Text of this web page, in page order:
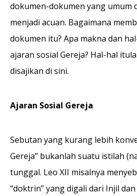
dokumen-dokumen yang umum
menjadi acuan. Bagaimana
dokumen itu? Apa makna dan
ajaran sosial Gereja? Hal-hal
disajikan di sini.
Ajaran Sosial Gereja
Sebutan yang kurang lebih
Gereja” bukanlah suatu istilah
tunggal. Leo XII misalnya
“doktrin” yang digali dari Injil